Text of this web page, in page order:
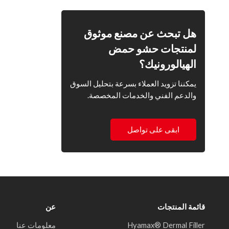
هل تبحث عن مصنع موثوق
لمنتجات حشو حمض
الهيالورونيك؟
يمكننا تزويد العملاء بسرعة بتحليل السوق
والدعم الفني والخدمات المخصصة.
ابقى على تواصل
قائمة المنتجات
Hyamax® Dermal Filler
عن
معلومات عنا